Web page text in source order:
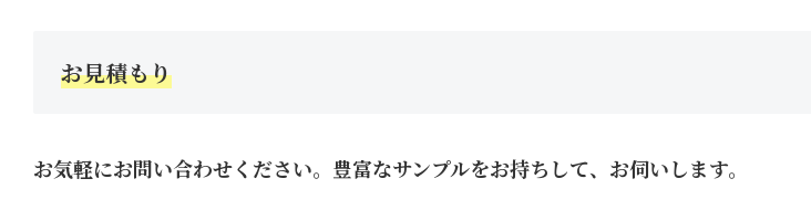
お見積もり
お気軽にお問い合わせください。豊富なサンプルをお持ちして、お伺いします。